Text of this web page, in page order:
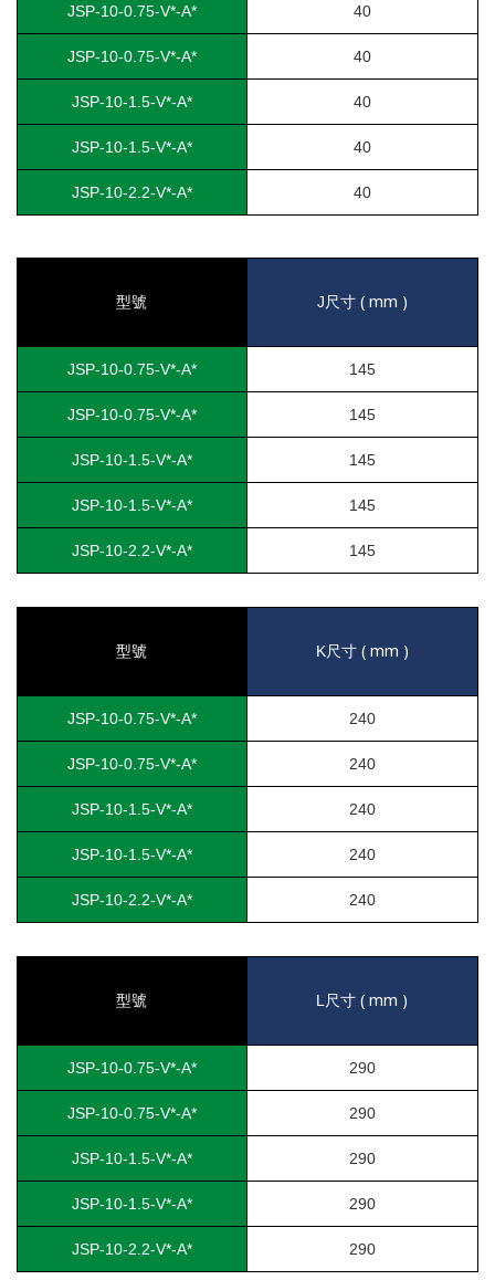
JSP-10-0.75-V*-A* 40
JSP-10-0.75-V*-A* 40
JSP-10-1.5-V*-A* 40
JSP-10-1.5-V*-A* 40
JSP-10-2.2-V*-A* 40
型號 J尺寸( mm )
JSP-10-0.75-V*-A* 145
JSP-10-0.75-V*-A* 145
JSP-10-1.5-V*-A* 145
JSP-10-1.5-V*-A* 145
JSP-10-2.2-V*-A* 145
型號 K尺寸( mm )
JSP-10-0.75-V*-A* 240
JSP-10-0.75-V*-A* 240
JSP-10-1.5-V*-A* 240
JSP-10-1.5-V*-A* 240
JSP-10-2.2-V*-A* 240
型號 L尺寸 ( mm )
JSP-10-0.75-V*-A* 290
JSP-10-0.75-V*-A* 290
JSP-10-1.5-V*-A* 290
JSP-10-1.5-V*-A* 290
JSP-10-2.2-V*-A* 290